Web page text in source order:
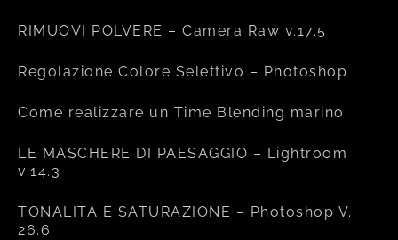
RIMUOVI POLVERE – Camera Raw v.17.5
Regolazione Colore Selettivo – Photoshop
Come realizzare un Time Blending marino
LE MASCHERE DI PAESAGGIO – Lightroom
v.14.3
TONALITÀ E SATURAZIONE – Photoshop V.
26.6